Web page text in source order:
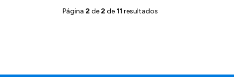
Página 2 de2 de 11 resultados